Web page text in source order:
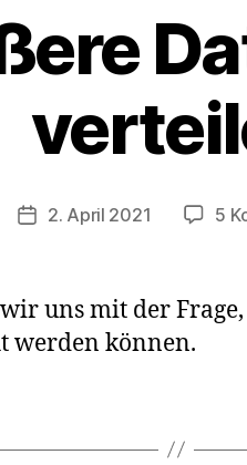
Veröffentlichungsdatum
2. April 2021 5
uns mit der
werden können.